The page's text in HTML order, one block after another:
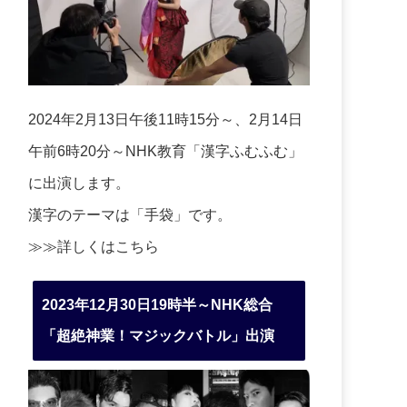
2024年2月13日午後11時15分～、2月14日
午前6時20分～NHK教育「漢字ふむふむ」
に出演します。
漢字のテーマは「手袋」です。
≫≫詳しくはこちら
2023年12月30日19時半～NHK総合
「超絶神業！マジックバトル」出演